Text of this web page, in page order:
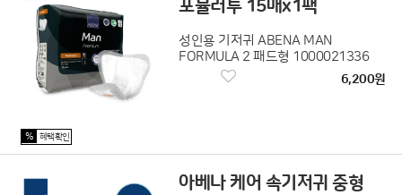
포뮬러투 15매x1팩
성인용 기저귀 ABENA MAN
FORMULA 2 패드형 1000021336
6,200원
% 혜택확인
아베나 케어 속기저귀 중형